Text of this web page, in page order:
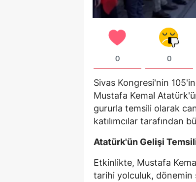
0 0
Sivas Kongresi'nin
Mustafa Kemal
gururla temsili olarak
katılımcılar tarafından
Atatürk'ün Gelişi Temsili
Etkinlikte, Mustafa
tarihi yolculuk, dönemin